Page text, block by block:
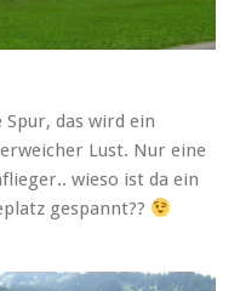
das wird ein
Lust. Nur eine
wieso ist da ein
gespannt??